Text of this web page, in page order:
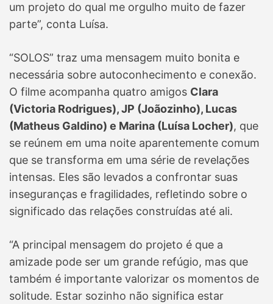
um projeto do qual me orgulho muito de fazer
parte”, conta Luísa.
“SOLOS” traz uma mensagem muito bonita e
necessária sobre autoconhecimento e conexão.
O filme acompanha quatro amigos Clara
(Victoria Rodrigues), JP (Joãozinho), Lucas
(Matheus Galdino) e Marina (Luísa Locher), que
se reúnem em uma noite aparentemente comum
que se transforma em uma série de revelações
intensas. Eles são levados a confrontar suas
inseguranças e fragilidades, refletindo sobre o
significado das relações construídas até ali.
“A principal mensagem do projeto é que a
amizade pode ser um grande refúgio, mas que
também é importante valorizar os momentos de
solitude. Estar sozinho não significa estar